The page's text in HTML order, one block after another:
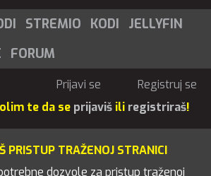
STREMIO KODI
JELLYFIN
FORUM
Prijavi se
Registruj se
te da se prijaviš ili registriraš!
PRISTUP TRAŽENOJ STRANICI
dozvole za pristup traženoj